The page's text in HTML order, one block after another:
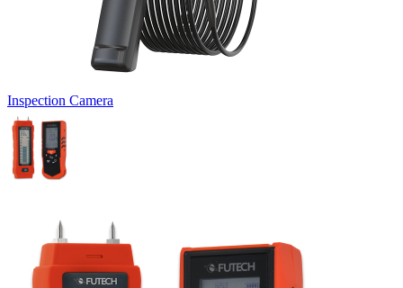
Inspection Camera